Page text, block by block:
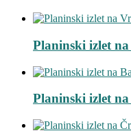
Planinski izlet
Planinski izlet